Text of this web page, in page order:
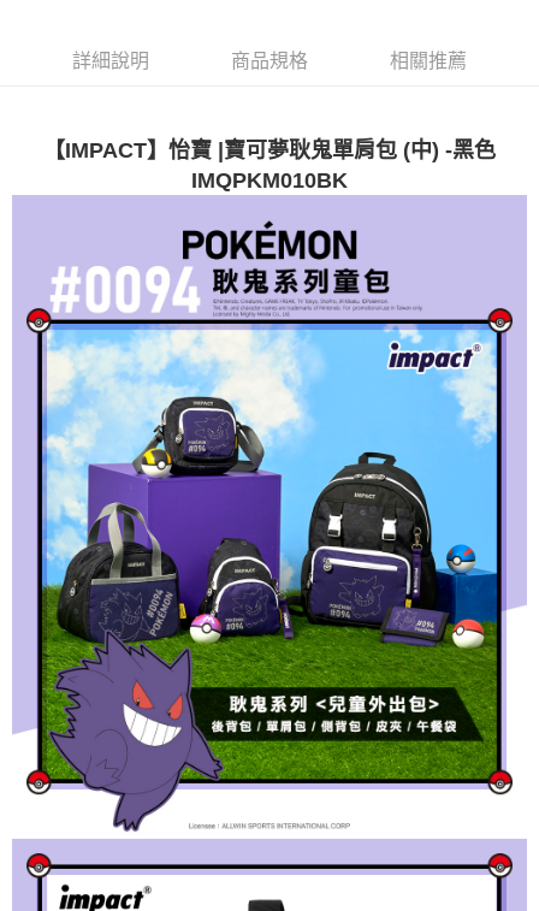
1.分期款項不併入電信帳單，「大哥付你分期」於每月結算日後寄送繳費提
1.本服務係由「台灣大哥大股份有限公司」（以下簡稱本公司）所提供，讓
用戶於交易時，得透過本服務購買商品或服務，並由商店將買賣／分期付款
買賣價金債權讓與本公司後，依約使用本公司帳單繳交帳款。
2.基於同意付款使用「大哥付你分期」之契約關係目的，商店將以您的個人
資料（包含姓名、電話或地址）提供予台灣大哥大進項蒐集、處理及利用，
由本公司與您本人進行分期帳單所需資料之確認、核對及更正。
3.完整用戶服務條款，請詳閱以下連結：https://oppay.tw/userRule
２．訂單成立數日內，您將收到繳費通知簡訊。
３．收到繳費通知簡訊後14天內，點擊此簡訊中的連結，可透過四大超商／
ATM／網路銀行／等多元方式進行付款，方視為交易完成。
購買商品的店家。未經商家同意取消之訂單仍視為有效，需透過AFTEE先享
※ 交易是否成功請以「AFTEE先享後付 」之結帳頁面顯示為準，若有關於
是否繳費成功／繳費後需取消欲退款等相關疑問，請聯繫「AFTEE先享後付
客戶支援中心」https://netprotections.freshdesk.com/support/home
【注意事項】
１．透過由恩沛科技股份有限公司提供之「AFTEE先享後付」服務完成之交
易，需依本服務之必要範圍內提供個人資料，並將交易相關給付款項請求債
權轉讓予恩沛科技股份有限公司。
２．關於個人資料處理事宜，請瀏覽以下網址：
https://aftee.tw/terms/#terms3
３．未成年的使用者請事先徵得法定代理人或監護人之同意方可使用
「AFTEE先享後付」，若未經同意申辦者引起之損失，本公司不負相關責
任。
４．使用「AFTEE先享後付」時，將依據個別帳號之用戶狀況，依本公司即
時審查核予不同之上限額度；若仍有額度不足之情形，本公司將視審查結果
請求用戶進行身份認證。
５．嚴禁一人註冊多個帳號或使用他人資訊註冊。若發現惡意使用之情形，
恩沛科技股份有限公司將有權停止該用戶之使用額度並採取法律行動。
每筆NT$80，滿NT$1,000(含以上)免運費
每筆NT$80，滿NT$1,000(含以上)免運費
萊爾富取貨付款
每筆NT$80，滿NT$1,000(含以上)免運費
付款後萊爾富取貨
每筆NT$80，滿NT$1,000(含以上)免運費
7-11取貨付款
每筆NT$80，滿NT$1,000(含以上)免運費
付款後7-11取貨
每筆NT$80，滿NT$1,000(含以上)免運費
每筆NT$80，滿NT$1,000(含以上)免運費
外島宅配
每筆NT$200
詳細說明 商品規格 相關推薦
【IMPACT】怡寶 |寶可夢耿鬼單肩包 (中) -黑色
IMQPKM010BK